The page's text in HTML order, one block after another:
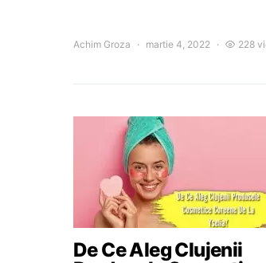
Achim Groza martie 4, 2022 228
De Ce Aleg Clujenii